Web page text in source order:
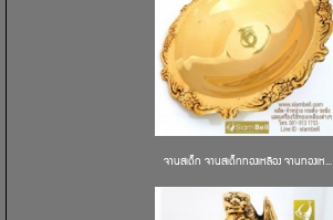
จานสเต็ก จานสเต็กทองเหลือง จานทองเห...